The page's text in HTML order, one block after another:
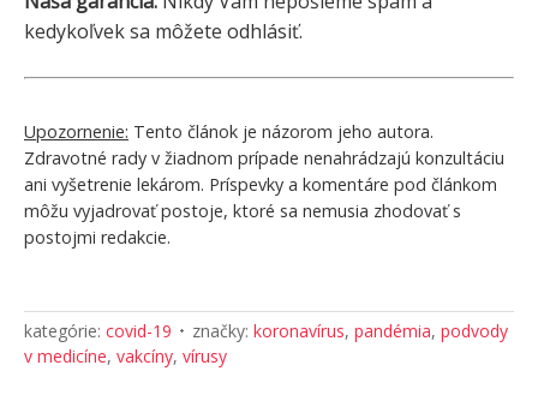
kedykoľvek sa môžete odhlásiť.
Upozornenie: Tento článok je názorom jeho autora.
Zdravotné rady v žiadnom prípade nenahrádzajú konzultáciu
ani vyšetrenie lekárom. Príspevky a komentáre pod článkom
môžu vyjadrovať postoje, ktoré sa nemusia zhodovať s
postojmi redakcie.
kategórie: covid-19 značky: koronavírus, pandémia, podvody
v medicíne, vakcíny, vírusy